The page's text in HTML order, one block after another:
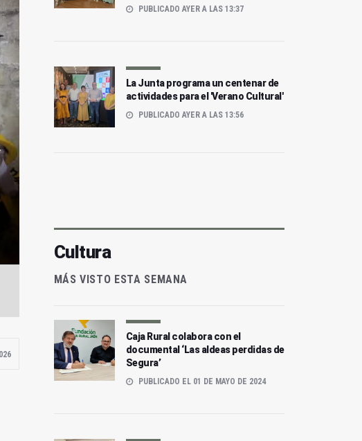
PUBLICADO AYER A LAS 13:37
La Junta programa un centenar de
actividades para el 'Verano Cultural'
PUBLICADO AYER A LAS 13:56
Cultura
MÁS VISTO ESTA SEMANA
Caja Rural colabora con el
documental ‘Las aldeas perdidas de
Segura’
PUBLICADO EL 01 DE MAYO DE 2024